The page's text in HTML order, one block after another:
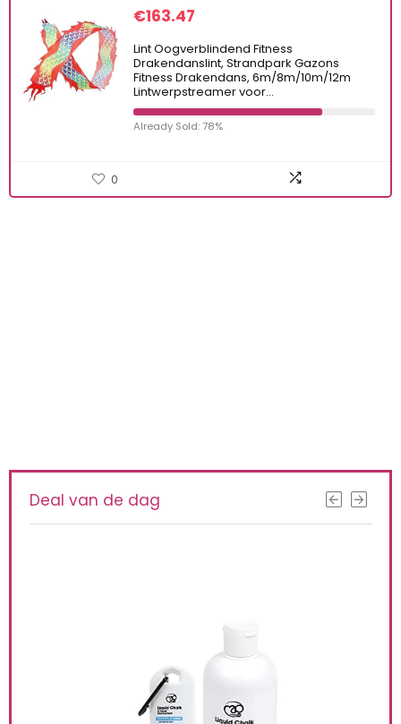
€163.47
Lint Oogverblindend Fitness
Drakendanslint, Strandpark Gazons
Fitness Drakendans, 6m/8m/10m/12m
Lintwerpstreamer voor…
Already Sold: 78%
0
Deal van de dag